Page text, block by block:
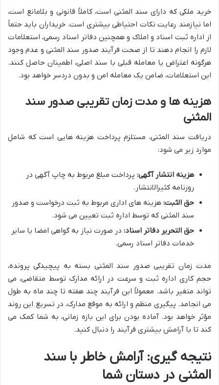
خرید ملکی که دارای سند المثنی است، کاملاً قانونی و بلامانع است،
اما نیازمند رعایت نکات احتیاطی بیشتری است. خریداران باید حتماً
از اداره ثبت اسناد و املاک و همچنین دفاتر اسناد رسمی، استعلامات
لازم را انجام دهند تا از صحت فرآیند صدور سند المثنی و عدم وجود
هرگونه اعتراض یا معامله قبلی با سند اصلی، اطمینان حاصل کنند.
این استعلامات، ضامن یک معامله امن و بدون دردسر خواهد بود.
هزینه ها و مدت زمان تقریبی صدور سند
المثنی
دریافت سند المثنی، مستلزم پرداخت هزینه هایی است که شامل
موارد زیر می شود:
هزینه انتشار آگهی: پرداخت مبلغ مربوط به چاپ آگهی در
روزنامه کثیرالانتشار.
حق الثبت: هزینه های اداری مربوط به ثبت درخواست و صدور
سند المثنی که توسط اداره ثبت تعیین می شود.
حق التحریر دفاتر اسناد: در صورت نیاز به گواهی امضا یا سایر
خدمات دفاتر اسناد رسمی.
مدت زمان تقریبی صدور سند المثنی بسته به پیچیدگی پرونده،
حجم کاری اداره ثبت و سرعت در ارائه مدارک توسط متقاضی، می
تواند متغیر باشد. معمولاً این فرآیند چند هفته تا چند ماه به طول
می انجامد. پیگیری منظم و ارائه به موقع مدارک، در تسریع این روند
مؤثر خواهد بود. آماده بودن برای این بازه زمانی، به شما کمک می
کند تا با آرامش بیشتری فرآیند را دنبال کنید.
نتیجه گیری: آرامش خاطر با سند
المثنی در دستان شما